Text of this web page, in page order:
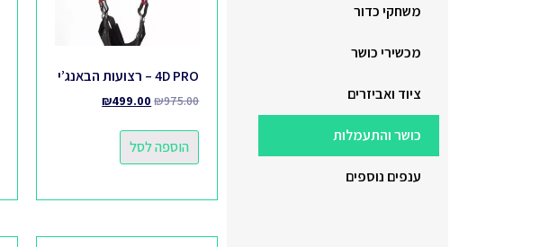
משחקי כדור
מכשירי כושר
ציוד ואביזרים
כושר והתעמלות
ענפים נוספים
4D PRO – רצועות הבאנג’י
₪975.00
₪499.00
הוספה לסל